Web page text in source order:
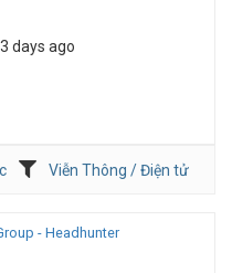
days ago
Viễn Thông / Điện tử
- Headhunter